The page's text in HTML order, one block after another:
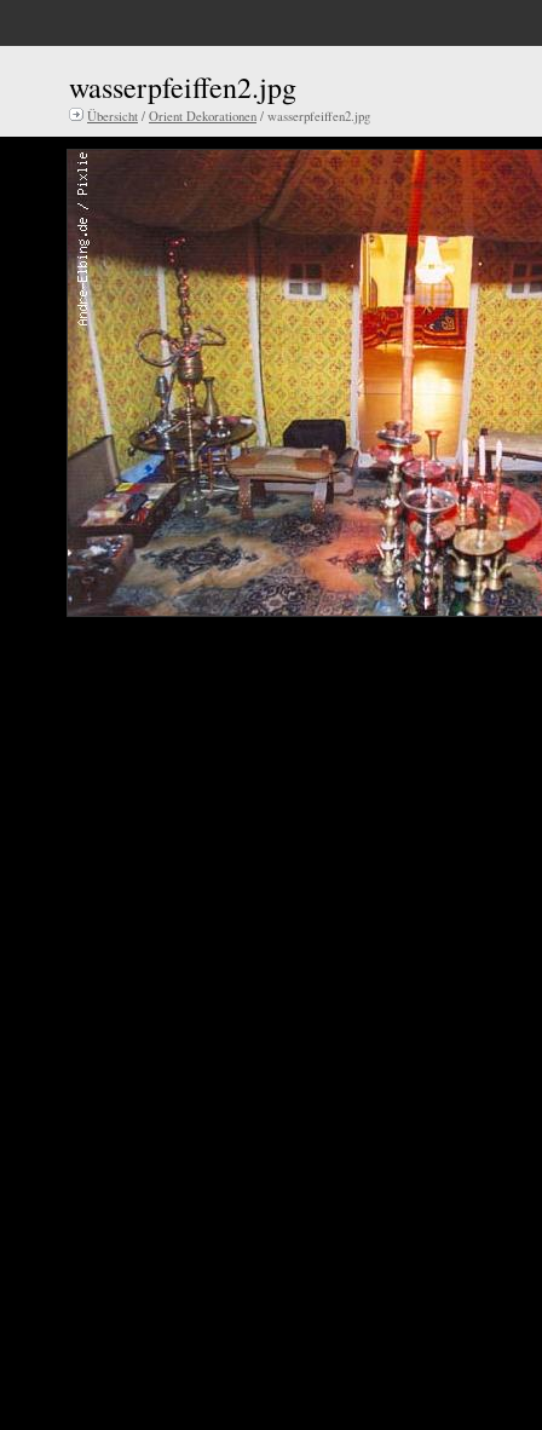
wasserpfeiffen2.jpg
Übersicht / Orient Dekorationen / wasserpfeiffen2.jpg